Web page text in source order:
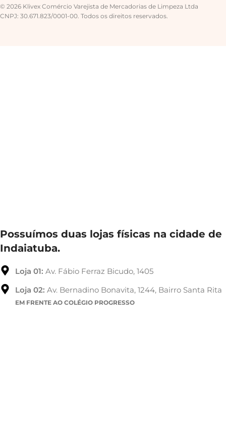
© 2026 Klivex Comércio Varejista de Mercadorias de Limpeza Ltda
CNPJ: 30.671.823/0001-00. Todos os direitos reservados.
Possuímos duas lojas físicas na cidade de
Indaiatuba.
Loja 01: Av. Fábio Ferraz Bicudo, 1405
Loja 02: Av. Bernadino Bonavita, 1244, Bairro Santa Rita
EM FRENTE AO COLÉGIO PROGRESSO